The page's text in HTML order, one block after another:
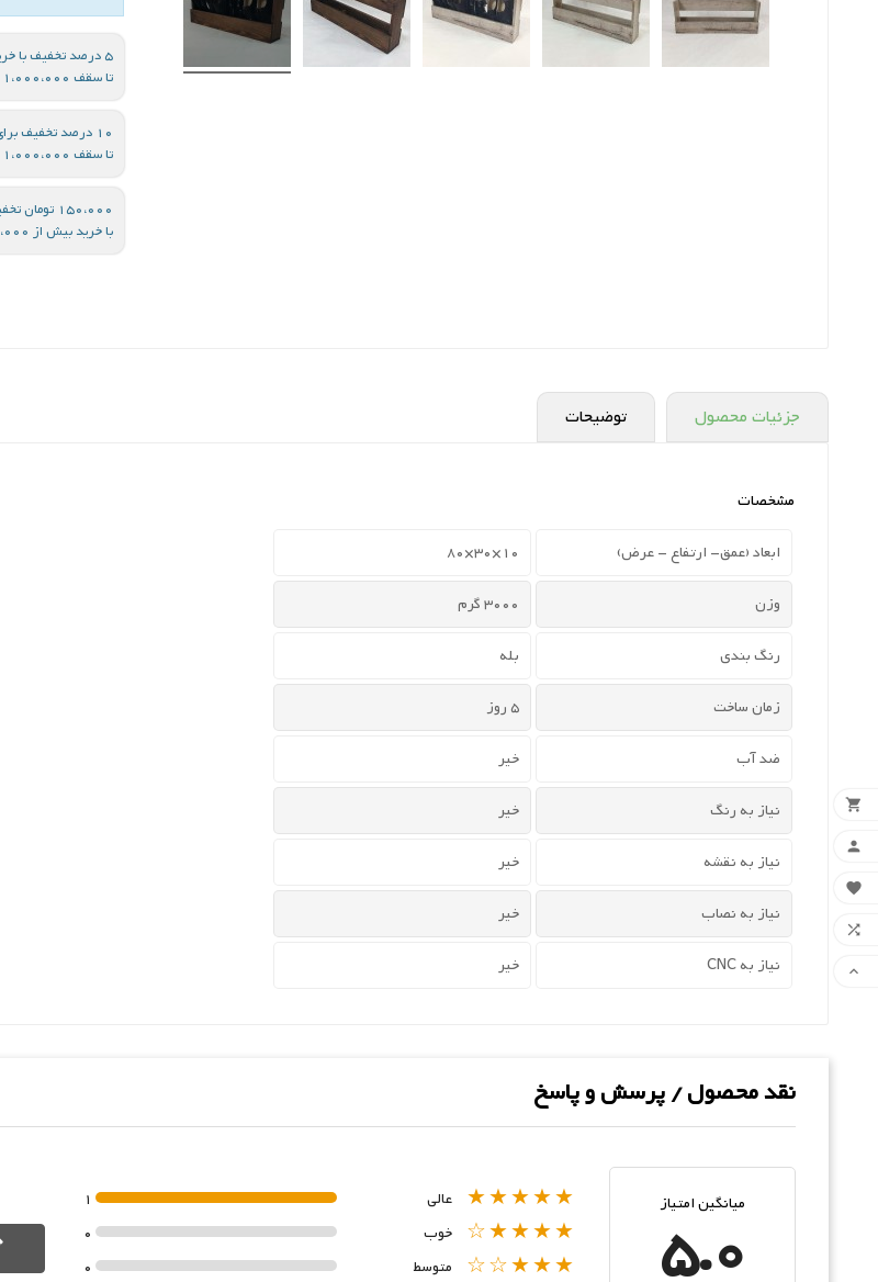
5 درصد تخفیف با خرید 2 محصول
تا سقف 1،000،000 تومان
10 درصد تخفیف برای سفارش سوم
تا سقف 1،000،000 تومان
150،000 تومان تخفیف
با خرید بیش از 2،000،000 تومان
جزئیات محصول توضیحات
مشخصات
ابعاد (عمق- ارتفاع - عرض) 10×30×80
وزن 3000 گرم
رنگ بندی بله
زمان ساخت 5 روز
ضد آب خیر
نیاز به رنگ خیر
نیاز به نقشه خیر
نیاز به نصاب خیر
نیاز به CNC خیر
نقد محصول / پرسش و پاسخ
میانگین امتیاز
5.0
★★★★★ عالی 1
★★★★☆ خوب 0
★★★☆☆ متوسط 0




